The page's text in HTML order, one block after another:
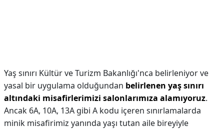
Yaş sınırı Kültür ve Turizm Bakanlığı'nca belirleniyor ve
yasal bir uygulama olduğundan belirlenen yaş sınırı
altındaki misafirlerimizi salonlarımıza alamıyoruz.
Ancak 6A, 10A, 13A gibi A kodu içeren sınırlamalarda
minik misafirimiz yanında yaşı tutan aile bireyiyle